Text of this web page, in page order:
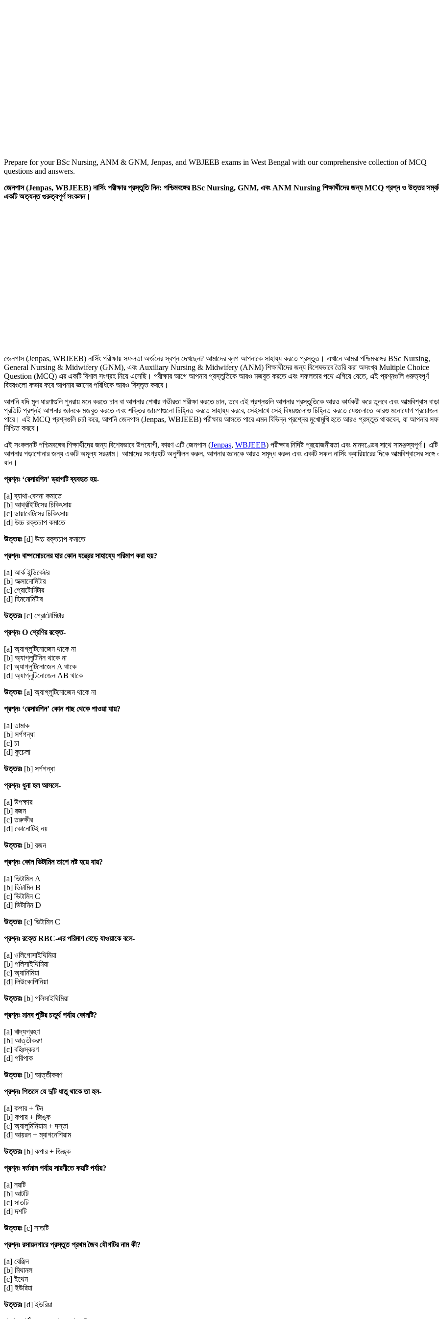
Prepare for your BSc Nursing, ANM & GNM, Jenpas, and WBJEEB exams in West Bengal with our comprehensive collection of MCQ
questions and answers.
জেনপাস (Jenpas, WBJEEB) নার্সিং পরীক্ষার প্রস্তুতি নিন: পশ্চিমবঙ্গের BSc Nursing, GNM, এবং ANM Nursing শিক্ষার্থীদের জন্য MCQ প্রশ্ন ও উত্তর
একটি অত্যন্ত গুরুত্বপূর্ণ সংকলন।
জেনপাস (Jenpas, WBJEEB) নার্সিং পরীক্ষায় সফলতা অর্জনের স্বপ্ন দেখছেন? আমাদের ব্লগ আপনাকে সাহায্য করতে প্রস্তুত। এখানে আমরা পশ্চিমবঙ্গের BSc Nursing,
General Nursing & Midwifery (GNM), এবং Auxiliary Nursing & Midwifery (ANM) শিক্ষার্থীদের জন্য বিশেষভাবে তৈরি করা অসংখ্য Multiple Choice
Question (MCQ) এর একটি বিশাল সংগ্রহ নিয়ে এসেছি। পরীক্ষার আগে আপনার প্রস্তুতিকে আরও মজবুত করতে এবং সফলতার পথে এগিয়ে যেতে, এই প্রশ্নগুলি গুরুত্বপূর্ণ
বিষয়গুলো কভার করে আপনার জ্ঞানের পরিধিকে আরও বিস্তৃত করবে।
আপনি যদি মূল ধারণাগুলি পুনরায় মনে করতে চান বা আপনার শেখার গভীরতা পরীক্ষা করতে চান, তবে এই প্রশ্নগুলি আপনার প্রস্তুতিকে আরও কার্যকরী করে তুলবে এবং আত্মবিশ্বাস
প্রতিটি প্রশ্নই আপনার জ্ঞানকে মজবুত করতে এবং শক্তির জায়গাগুলো চিহ্নিত করতে সাহায্য করবে, সেইসাথে সেই বিষয়গুলোও চিহ্নিত করতে যেগুলোতে আরও মনোযোগ
পারে। এই MCQ প্রশ্নগুলি চর্চা করে, আপনি জেনপাস (Jenpas, WBJEEB) পরীক্ষায় আসতে পারে এমন বিভিন্ন প্রশ্নের মুখোমুখি হতে আরও প্রস্তুত থাকবেন, যা আপনার
নিশ্চিত করবে।
এই সংকলনটি পশ্চিমবঙ্গের শিক্ষার্থীদের জন্য বিশেষভাবে উপযোগী, কারণ এটি জেনপাস (Jenpas, WBJEEB) পরীক্ষার নির্দিষ্ট প্রয়োজনীয়তা এবং মানদণ্ডের সাথে সামঞ্জস্যপূর্ণ। এটি
আপনার পড়াশোনার জন্য একটি অমূল্য সরঞ্জাম। আমাদের সংগ্রহটি অনুশীলন করুন, আপনার জ্ঞানকে আরও সমৃদ্ধ করুন এবং একটি সফল নার্সিং ক্যারিয়ারের দিকে আত্মবিশ্বাসের সঙ্গে
যান।
প্রশ্নঃ ‘রেসারপিন’ ড্রাগটি ব্যবহৃত হয়-
[a] ব্যাথা-বেদনা কমাতে
[b] আর্থ্রাইটিসের চিকিৎসায়
[c] ডায়াবেটিসের চিকিৎসায়
[d] উচ্চ রক্তচাপ কমাতে
উত্তরঃ[d] উচ্চ রক্তচাপ কমাতে
প্রশ্নঃ বাষ্পমোচনের হার কোন যন্ত্রের সাহায্যে পরিমাপ করা হয়?
[a] আর্ক ইন্ডিকেটর
[b] অক্সানোমিটার
[c] প্রোটোমিটার
[d] হিমমোমিটার
উত্তরঃ[c] প্রোটোমিটার
প্রশ্নঃ O শ্রেণির রক্তে-
[a] অ্যাগ্লুটিনোজেন থাকে না
[b] অ্যাগ্লুটিনিন থাকে না
[c] অ্যাগ্লুটিনোজেন A থাকে
[d] অ্যাগ্লুটিনোজেন AB থাকে
উত্তরঃ[a] অ্যাগ্লুটিনোজেন থাকে না
প্রশ্নঃ ‘রেসারপিন’ কোন গাছ থেকে পাওয়া যায়?
[a] তামাক
[b] সর্পগন্ধা
[c] চা
[d] কুচেলা
উত্তরঃ[b] সর্পগন্ধা
প্রশ্নঃ ধুনা হল আসলে-
[a] উপক্ষার
[b] রজন
[c] তরুক্ষীর
[d] কোনোটিই নয়
উত্তরঃ[b] রজন
প্রশ্নঃ কোন ভিটামিন তাপে নষ্ট হয়ে যায়?
[a] ভিটামিন A
[b] ভিটামিন B
[c] ভিটামিন C
[d] ভিটামিন D
উত্তরঃ[c] ভিটামিন C
প্রশ্নঃ রক্তে RBC-এর পরিমাণ বেড়ে যাওয়াকে বলে-
[a] ওলিগোসাইথিমিয়া
[b] পলিসাইথিমিয়া
[c] অ্যানিমিয়া
[d] লিউকোপিনিয়া
উত্তরঃ[b] পলিসাইথিমিয়া
প্রশ্নঃ মানব পুষ্টির চতুর্থ পর্যায় কোনটি?
[a] খাদ্যগ্রহণ
[b] আত্তীকরণ
[c] বহিঃস্করণ
[d] পরিপাক
উত্তরঃ[b] আত্তীকরণ
প্রশ্নঃ পিতলে যে দুটি ধাতু থাকে তা হল-
[a] কপার + টিন
[b] কপার + জিঙ্ক
[c] অ্যালুমিনিয়াম + দস্তা
[d] আয়রন + ম্যাগনেশিয়াম
উত্তরঃ[b] কপার + জিঙ্ক
প্রশ্নঃ বর্তমান পর্যায় সারণীতে কয়টি পর্যায়?
[a] নয়টি
[b] আটটি
[c] সাতটি
[d] দশটি
উত্তরঃ[c] সাতটি
প্রশ্নঃ রসায়নগারে প্রস্তুত প্রথম জৈব যৌগটির নাম কী?
[a] বেঞ্জিন
[b] মিথানল
[c] ইথেন
[d] ইউরিয়া
উত্তরঃ[d] ইউরিয়া